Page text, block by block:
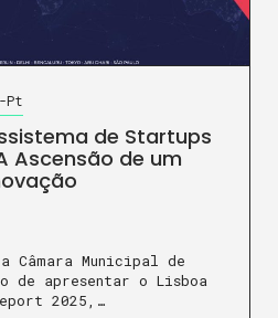
Pt
de Startups
Ascensão de um
Câmara Municipal de
de apresentar o Lisboa
2025,…